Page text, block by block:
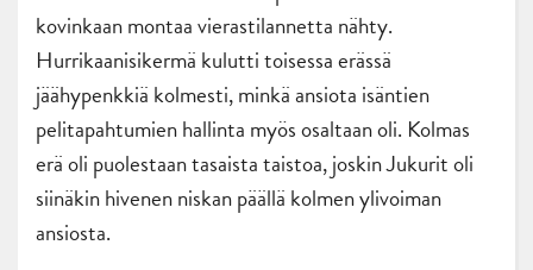
kovinkaan montaa vierastilannetta nähty.
Hurrikaanisikermä kulutti toisessa erässä
jäähypenkkiä kolmesti, minkä ansiota isäntien
pelitapahtumien hallinta myös osaltaan oli. Kolmas
erä oli puolestaan tasaista taistoa, joskin Jukurit oli
siinäkin hivenen niskan päällä kolmen ylivoiman
ansiosta.